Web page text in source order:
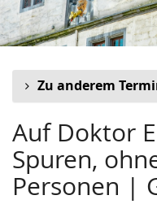
Zu anderem
Auf Doktor
Spuren,
Personen |